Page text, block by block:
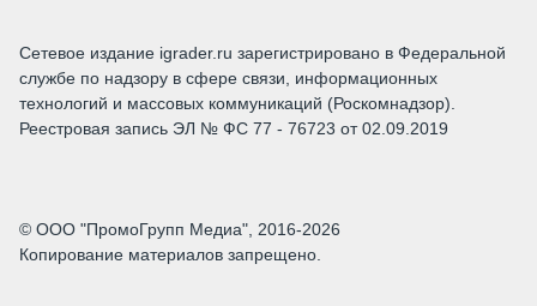
Сетевое издание igrader.ru зарегистрировано в Федеральной
службе по надзору в сфере связи, информационных
технологий и массовых коммуникаций (Роскомнадзор).
Реестровая запись ЭЛ № ФС 77 - 76723 от 02.09.2019
© ООО "ПромоГрупп Медиа", 2016-2026
Копирование материалов запрещено.